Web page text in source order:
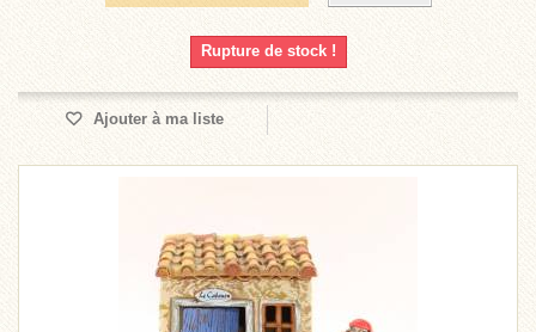
Rupture de stock !
Ajouter à ma liste